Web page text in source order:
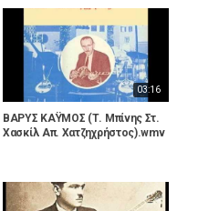
03:16
ΒΑΡΥΣ ΚΑΫΜΟΣ (Τ. Μπίνης Στ.
Χασκίλ Απ. Χατζηχρήστος).wmv